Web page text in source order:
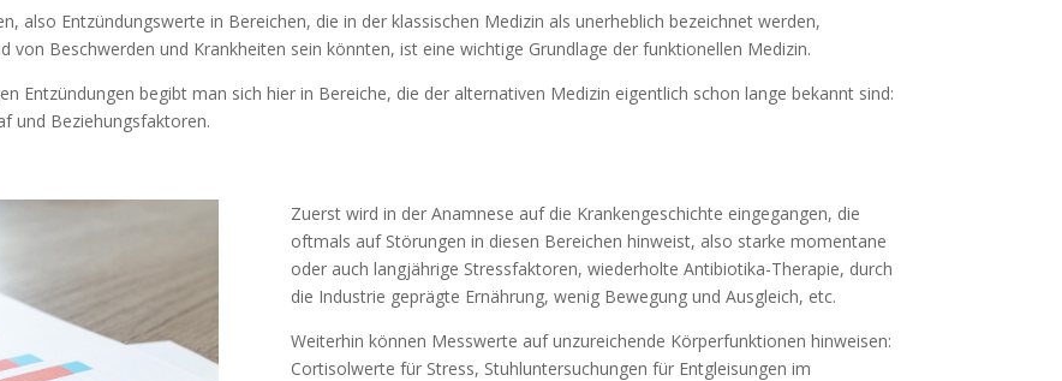
also Entzündungswerte in Bereichen, die in der klassischen Medizin als unerheblich bezeichnet werden,
von Beschwerden und Krankheiten sein könnten, ist eine wichtige Grundlage der funktionellen Medizin.
Entzündungen begibt man sich hier in Bereiche, die der alternativen Medizin eigentlich schon lange bekannt sind:
und Beziehungsfaktoren.
Zuerst wird in der Anamnese auf die Krankengeschichte eingegangen, die
oftmals auf Störungen in diesen Bereichen hinweist, also starke momentane
oder auch langjährige Stressfaktoren, wiederholte Antibiotika-Therapie, durch
die Industrie geprägte Ernährung, wenig Bewegung und Ausgleich, etc.
Weiterhin können Messwerte auf unzureichende Körperfunktionen hinweisen:
Cortisolwerte für Stress, Stuhluntersuchungen für Entgleisungen im